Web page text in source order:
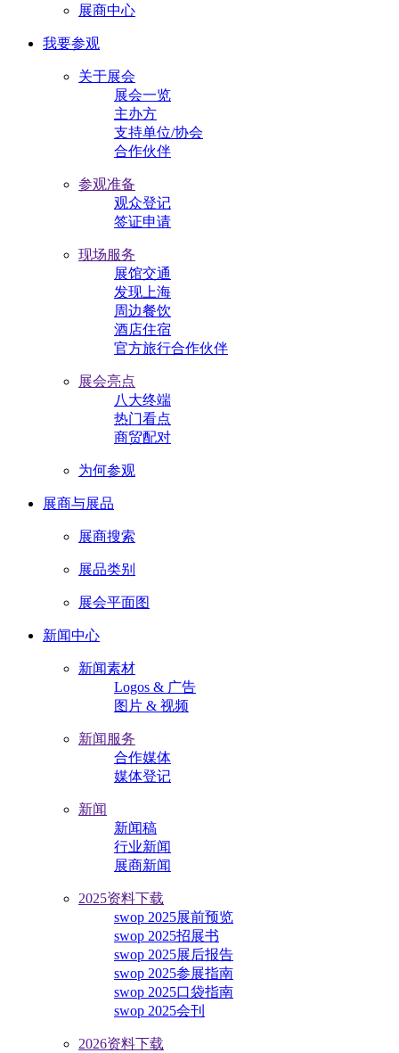
展商中心
我要参观
关于展会
展会一览
主办方
支持单位/协会
合作伙伴
参观准备
观众登记
签证申请
现场服务
展馆交通
发现上海
周边餐饮
酒店住宿
官方旅行合作伙伴
展会亮点
八大终端
热门看点
商贸配对
为何参观
展商与展品
展商搜索
展品类别
展会平面图
新闻中心
新闻素材
Logos & 广告
图片 & 视频
新闻服务
合作媒体
媒体登记
新闻
新闻稿
行业新闻
展商新闻
2025资料下载
swop 2025展前预览
swop 2025招展书
swop 2025展后报告
swop 2025参展指南
swop 2025口袋指南
swop 2025会刊
2026资料下载